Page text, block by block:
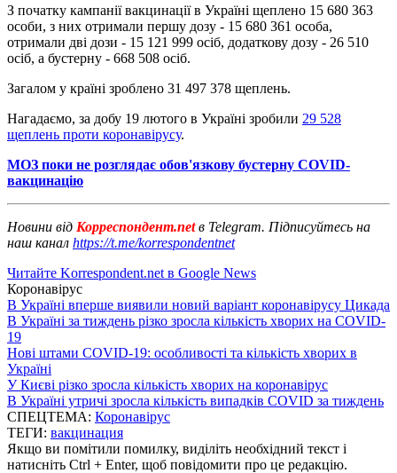
З початку кампанії вакцинації в Україні щеплено 15 680 363
особи, з них отримали першу дозу - 15 680 361 особа,
отримали дві дози - 15 121 999 осіб, додаткову дозу - 26 510
осіб, а бустерну - 668 508 осіб.
Загалом у країні зроблено 31 497 378 щеплень.
Нагадаємо, за добу 19 лютого в Україні зробили 29 528
щеплень проти коронавірусу.
МОЗ поки не розглядає обов'язкову бустерну COVID-
вакцинацію
Новини від Корреспондент.netв Telegram. Підписуйтесь на
наш канал https://t.me/korrespondentnet
Читайте Korrespondent.net в Google News
Коронавірус
В Україні вперше виявили новий варіант коронавірусу Цикада
В Україні за тиждень різко зросла кількість хворих на COVID-
19
Нові штами COVID-19: особливості та кількість хворих в
Україні
У Києві різко зросла кількість хворих на коронавірус
В Україні утричі зросла кількість випадків COVID за тиждень
СПЕЦТЕМА: Коронавірус
ТЕГИ: вакцинация
Якщо ви помітили помилку, виділіть необхідний текст і
натисніть Ctrl + Enter, щоб повідомити про це редакцію.